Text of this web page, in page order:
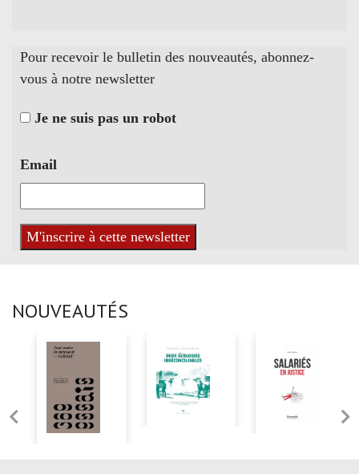
Pour recevoir le bulletin des nouveautés, abonnez-
vous à notre newsletter
Je ne suis pas un robot
Email
NOUVEAUTÉS